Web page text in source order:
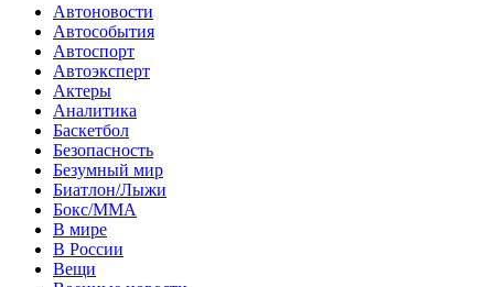
Автоновости
Автособытия
Автоспорт
Автоэксперт
Актеры
Аналитика
Баскетбол
Безопасность
Безумный мир
Биатлон/Лыжи
Бокс/MMA
В мире
В России
Вещи